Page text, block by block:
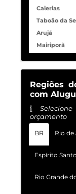
Caierias
Taboão da
Arujá
Mairiporã
Regiões
com
orçamento
BR Rio de
Espírito Santo
Rio Grande